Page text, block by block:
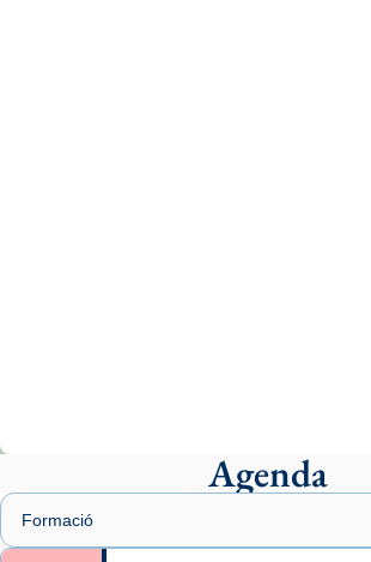
Arquebisbat de Barcelona
1 week ago
Memòria de les santes Juliana i
Agenda